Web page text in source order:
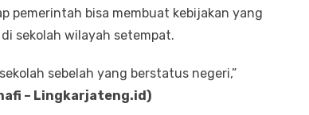
pemerintah bisa membuat kebijakan yang
sekolah wilayah setempat.
sebelah yang berstatus negeri,”
– Lingkarjateng.id)